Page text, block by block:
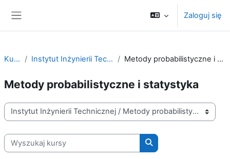
Zaloguj się
Kursy Instytut Inżynierii Technicznej Metody probabilistyczne i statystyka
Metody probabilistyczne i statystyka
Kategorie kursów
Wyszukaj kursy
Wyszukaj kursy